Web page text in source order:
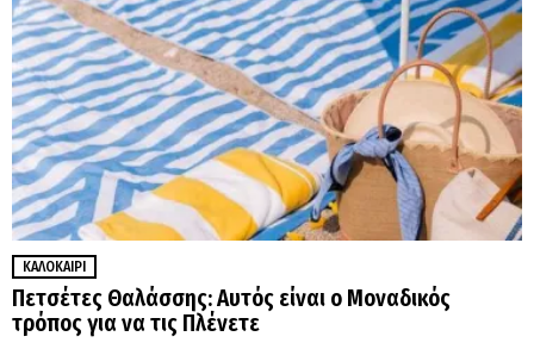
ΚΑΛΟΚΑΊΡΙ
Πετσέτες Θαλάσσης: Αυτός είναι ο Μοναδικός
τρόπος για να τις Πλένετε